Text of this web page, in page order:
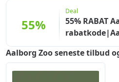
55%
Deal
55% RABAT Aalborg Zoo
Aalborg Zoo seneste tilbud